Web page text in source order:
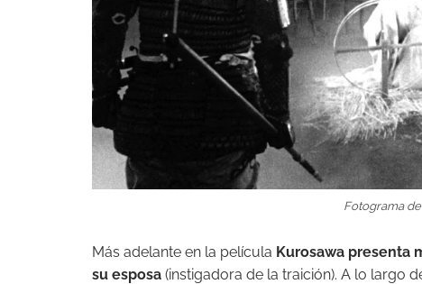
Fotograma de
Más adelante en la película Kurosawa presenta
su esposa (instigadora de la traición). A lo largo